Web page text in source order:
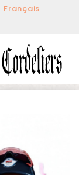
Français